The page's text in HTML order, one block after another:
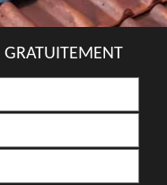
GRATUITEMENT